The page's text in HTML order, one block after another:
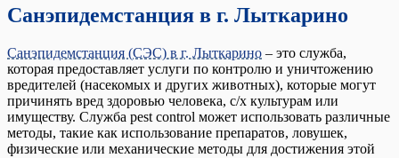
Санэпидемстанция в г. Лыткарино
Санэпидемстанция (СЭС) в г. Лыткарино – это служба,
которая предоставляет услуги по контролю и уничтожению
вредителей (насекомых и других животных), которые могут
причинять вред здоровью человека, с/х культурам или
имуществу. Служба pest control может использовать различные
методы, такие как использование препаратов, ловушек,
физические или механические методы для достижения этой